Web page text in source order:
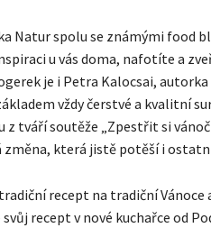
Natur spolu se známými food
u vás doma, nafotíte a
je i Petra Kalocsai,
vždy čerstvé a kvalitní
z tváří soutěže „Zpestřit si
která jistě potěší i ostatní
recept na tradiční Vánoce
recept v nové kuchařce od